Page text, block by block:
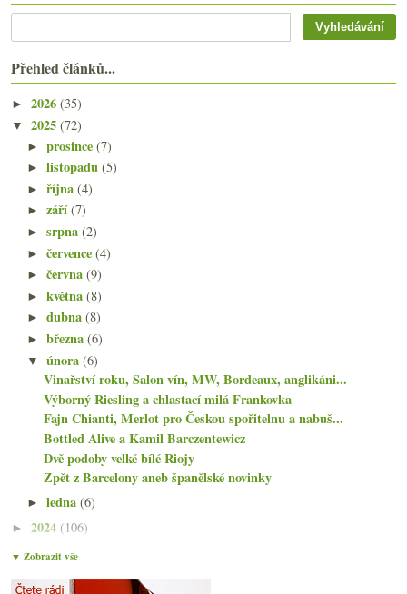
Přehled článků...
► 2026 (35)
▼ 2025 (72)
►prosince(7)
►listopadu(5)
►října(4)
►září(7)
►srpna(2)
►července(4)
►června(9)
►května(8)
►dubna(8)
►března(6)
▼února(6)
Vinařství roku, Salon vín, MW, Bordeaux, anglikáni...
Výborný Riesling a chlastací milá Frankovka
Fajn Chianti, Merlot pro Českou spořitelnu a nabuš...
Bottled Alive a Kamil Barczentewicz
Dvě podoby velké bílé Riojy
Zpět z Barcelony aneb španělské novinky
►ledna(6)
► 2024 (106)
2023(160)
▼ Zobrazit vše